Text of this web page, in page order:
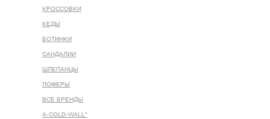
КРОССОВКИ
КЕДЫ
БОТИНКИ
САНДАЛИИ
ШЛЕПАНЦЫ
ЛОФЕРЫ
ВСЕ БРЕНДЫ
A-COLD-WALL*